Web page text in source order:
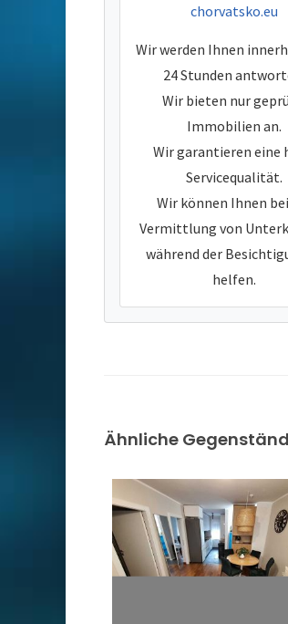
chorvatsko.eu
Wir werden Ihnen
24 Stunden
Wir bieten nur
Immobilien an.
Wir garantieren eine
Servicequalität.
Wir können Ihnen
Vermittlung von
während der
helfen.
Ähnliche